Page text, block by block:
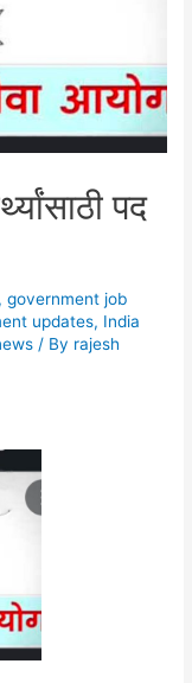
पद
,government job
updates, India
/ By rajesh